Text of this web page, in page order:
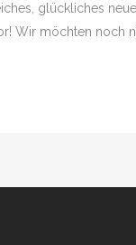
glückliches
Wir möchten noch